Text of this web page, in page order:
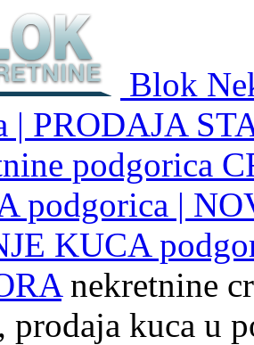
Blok
| PRODAJA
podgorica
podgorica |
KUCA
nekretnine
kuca u